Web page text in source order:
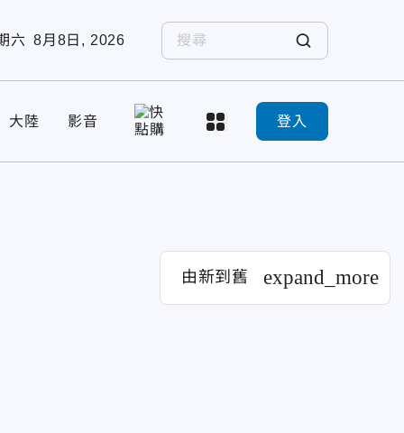
六 8月8日, 2026
大陸 影音 登入
由新到舊 expand_more